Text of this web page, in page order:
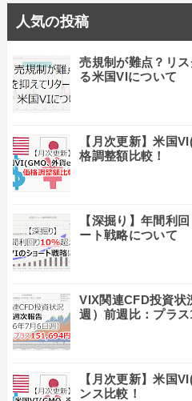
人気の投稿
売規制が難点？リ
る米国VIについて
【月次更新】米国
格調整額比較！
【深掘り】年間利
ート戦略について
VIX関連CFD投資状
週）前週比：プラス
【月次更新】米国
ンス比較！